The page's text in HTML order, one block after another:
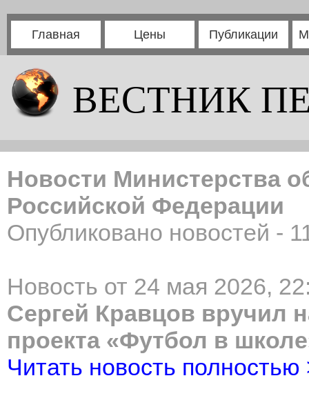
Главная Цены Публикации
ВЕСТНИК
Новости Министерства
Российской Федерации
Опубликовано новостей -
Новость от 24 мая 2026,
Сергей Кравцов вручил
проекта «Футбол в
Читать новость полностью